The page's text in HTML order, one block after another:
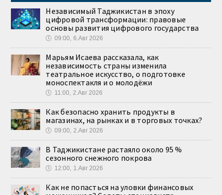
Независимый Таджикистан в эпоху
цифровой трансформации: правовые
основы развития цифрового государства
🕔 09:00, 6.Авг 2026
Марьям Исаева рассказала, как
независимость страны изменила
театральное искусство, о подготовке
моноспектакля и о молодёжи
🕔 11:00, 2.Авг 2026
Как безопасно хранить продукты в
магазинах, на рынках и в торговых точках?
🕔 09:00, 2.Авг 2026
В Таджикистане растаяло около 95 %
сезонного снежного покрова
🕔 12:00, 1.Авг 2026
Как не попасться на уловки финансовых